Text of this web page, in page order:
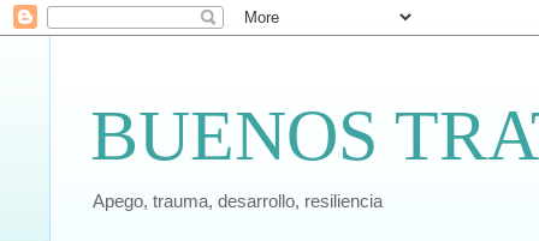
BUENOS
Apego, trauma, desarrollo, resiliencia